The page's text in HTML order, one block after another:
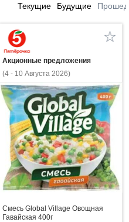
Текущие Будущие
Акционные предложения
(4 - 10 Августа 2026)
Смесь Global Village Овощная
Гавайская 400г